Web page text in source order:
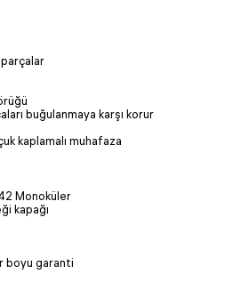
buğulanmaya karşı korur
kaplamalı muhafaza
Monoküler
kapağı
boyu garanti